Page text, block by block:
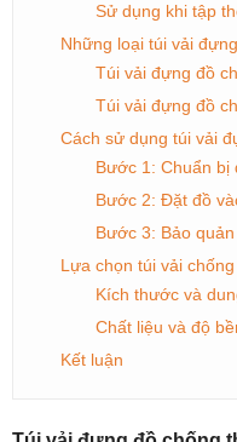
Sử dụng khi tập
Những loại túi vải
Túi vải đựng đồ
Túi vải đựng đồ
Cách sử dụng túi vải
Bước 1: Chuẩn bị
Bước 2: Đặt đồ
Bước 3: Bảo
Lựa chọn túi vải
Kích thước và
Chất liệu và độ
Kết luận